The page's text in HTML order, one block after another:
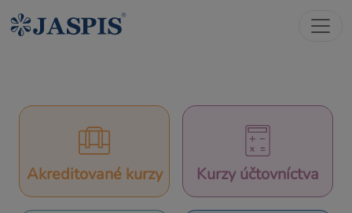
Akreditované kurzy Kurzy účtovníctva